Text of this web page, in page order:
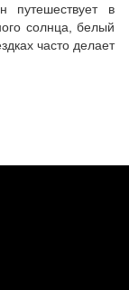
путешествует в
солнца, белый
часто делает